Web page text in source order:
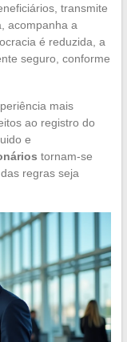
transmite
acompanha a
é reduzida, a
seguro, conforme
mais
ao registro do
e
tornam-se
regras seja